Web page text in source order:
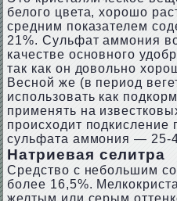
белого цвета, хорошо
средним показателем
21%. Сульфат аммония
качестве основного
так как он довольно
Весной же (в период
использовать как
применять на
происходит подкисление
сульфата аммония — 25-
Натриевая селитра
Средство с небольшим
более 16,5%.
желтым или серым